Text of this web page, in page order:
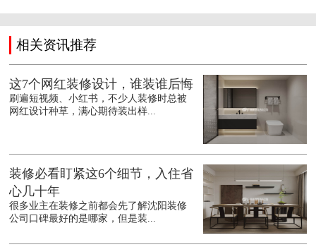
相关资讯推荐
这7个网红装修设计，谁装谁后悔
刷遍短视频、小红书，不少人装修时总被
网红设计种草，满心期待装出样...
装修必看盯紧这6个细节，入住省
心几十年
很多业主在装修之前都会先了解沈阳装修
公司口碑最好的是哪家，但是装...